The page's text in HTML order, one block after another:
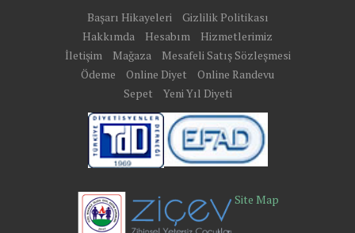
Başarı Hikayeleri
Gizlilik Politikası
Hakkımda
Hesabım
Hizmetlerimiz
İletişim
Mağaza
Mesafeli Satış Sözleşmesi
Ödeme
Online Diyet
Online Randevu
Sepet
Yeni Yıl Diyeti
Site Map